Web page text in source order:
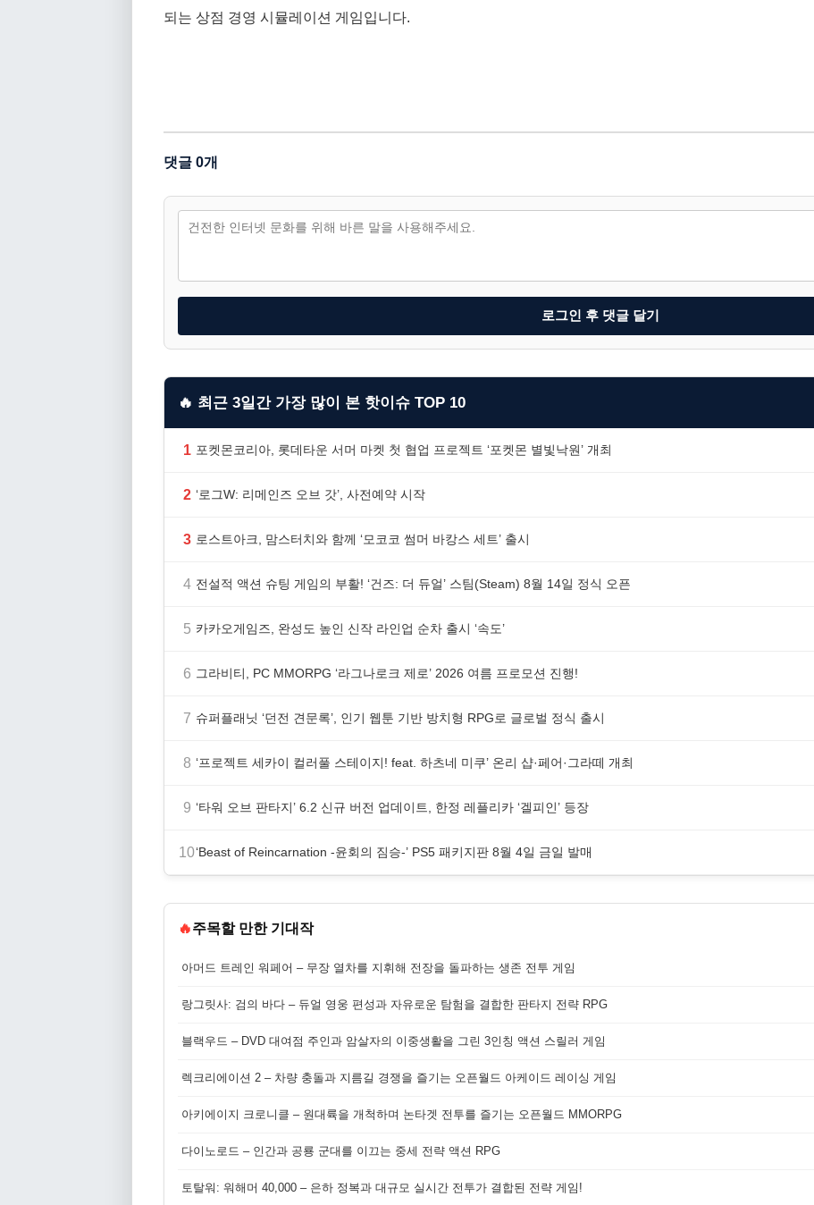
되는 상점 경영 시뮬레이션 게임입니다.
댓글 0개
로그인 후 댓글 달기
🔥 최근 3일간 가장 많이 본 핫이슈 TOP 10
1 포켓몬코리아, 롯데타운 서머 마켓 첫 협업 프로젝트 ‘포켓몬 별빛낙원’ 개최
2 ‘로그W: 리메인즈 오브 갓’, 사전예약 시작
3 로스트아크, 맘스터치와 함께 ‘모코코 썸머 바캉스 세트’ 출시
4 전설적 액션 슈팅 게임의 부활! ‘건즈: 더 듀얼’ 스팀(Steam) 8월 14일 정식 오픈
5 카카오게임즈, 완성도 높인 신작 라인업 순차 출시 ‘속도’
6 그라비티, PC MMORPG ‘라그나로크 제로’ 2026 여름 프로모션 진행!
7 슈퍼플래닛 ‘던전 견문록’, 인기 웹툰 기반 방치형 RPG로 글로벌 정식 출시
8 ‘프로젝트 세카이 컬러풀 스테이지! feat. 하츠네 미쿠’ 온리 샵·페어·그라떼 개최
9 ‘타워 오브 판타지’ 6.2 신규 버전 업데이트, 한정 레플리카 ‘겔피인’ 등장
10‘Beast of Reincarnation -윤회의 짐승-’ PS5 패키지판 8월 4일 금일 발매
🔥주목할 만한 기대작
아머드 트레인 워페어 – 무장 열차를 지휘해 전장을 돌파하는 생존 전투 게임
랑그릿사: 검의 바다 – 듀얼 영웅 편성과 자유로운 탐험을 결합한 판타지 전략 RPG
블랙우드 – DVD 대여점 주인과 암살자의 이중생활을 그린 3인칭 액션 스릴러 게임
렉크리에이션 2 – 차량 충돌과 지름길 경쟁을 즐기는 오픈월드 아케이드 레이싱 게임
아키에이지 크로니클 – 원대륙을 개척하며 논타겟 전투를 즐기는 오픈월드 MMORPG
다이노로드 – 인간과 공룡 군대를 이끄는 중세 전략 액션 RPG
토탈워: 워해머 40,000 – 은하 정복과 대규모 실시간 전투가 결합된 전략 게임!